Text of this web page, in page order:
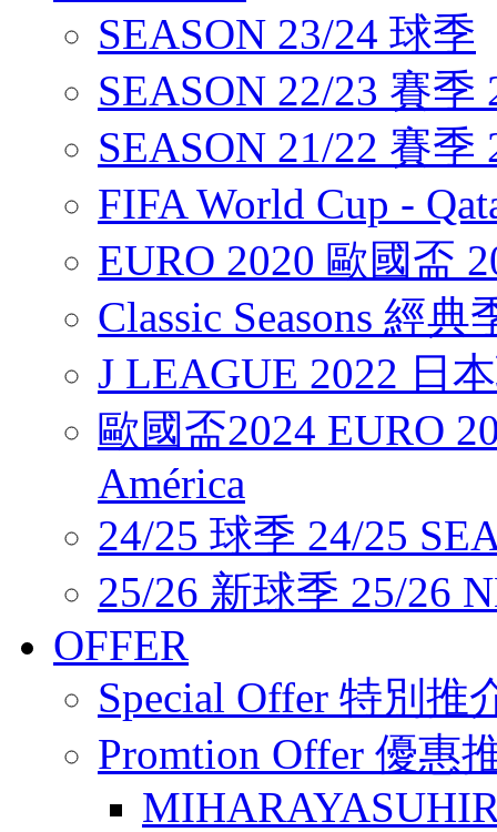
SEASON 23/24 球季
SEASON 22/23 賽季
SEASON 21/22 賽季
FIFA World Cup -
EURO 2020 歐國盃
Classic Seasons 經典
J LEAGUE 2022 日
歐國盃2024 EURO
América
24/25 球季 24/25
25/26 新球季 25/26
OFFER
Special Offer 特別推
Promtion Offer 優惠